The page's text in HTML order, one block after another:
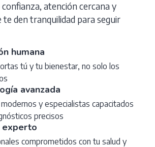
confianza, atención cercana y
te den tranquilidad para seguir
humana
tú y tu bienestar, no solo los
avanzada
y especialistas capacitados
precisos
experto
comprometidos con tu salud y